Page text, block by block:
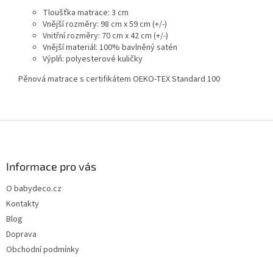
Tloušťka matrace: 3 cm
Vnější rozměry: 98 cm x 59 cm (+/-)
Vnitřní rozměry: 70 cm x 42 cm (+/-)
Vnější materiál: 100% bavlněný satén
Výplň: polyesterové kuličky
Pěnová matrace s certifikátem OEKO-TEX Standard 100
Informace pro vás
O babydeco.cz
Kontakty
Blog
Doprava
Obchodní podmínky